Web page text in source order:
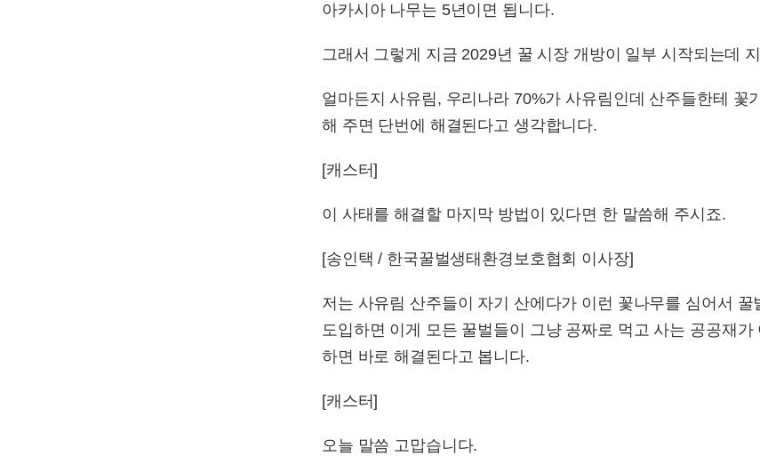
아카시아 나무는 5년이면 됩니다.
그래서 그렇게 지금 2029년 꿀 시장 개방이 일부 시작되는데
얼마든지 사유림, 우리나라 70%가 사유림인데 산주들한테 꽃
해 주면 단번에 해결된다고 생각합니다.
[캐스터]
이 사태를 해결할 마지막 방법이 있다면 한 말씀해 주시죠.
[송인택 / 한국꿀벌생태환경보호협회 이사장]
저는 사유림 산주들이 자기 산에다가 이런 꽃나무를 심어서
도입하면 이게 모든 꿀벌들이 그냥 공짜로 먹고 사는 공공재
하면 바로 해결된다고 봅니다.
[캐스터]
오늘 말씀 고맙습니다.